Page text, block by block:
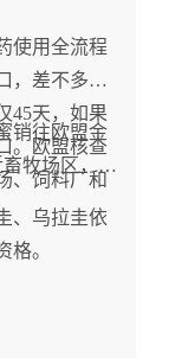
使用全流程
，差不多要
45天，如果
。欧盟核查
、饲料厂和
销往欧盟金
牧场区，容
、乌拉圭依
格。